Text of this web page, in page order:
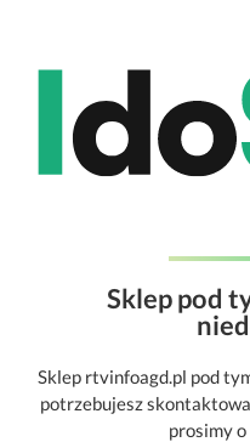
Sklep pod
Sklep rtvinfoagd.pl pod
potrzebujesz
prosimy